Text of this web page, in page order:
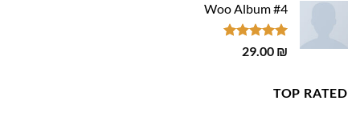
היה:
29.00 ₪.
Woo Album #4
דורג5.00
29.00 ₪
TOP RATED